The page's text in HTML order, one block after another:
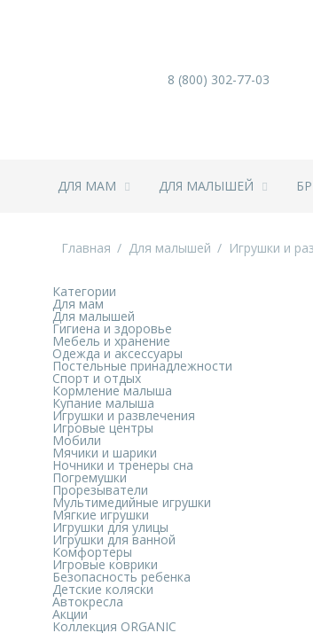
8 (800) 302-77-03
ДЛЯ МАМ ДЛЯ МАЛЫШЕЙ
Главная Для малышей Игрушки и
Категории
Для мам
Для малышей
Гигиена и здоровье
Мебель и хранение
Одежда и аксессуары
Постельные принадлежности
Спорт и отдых
Кормление малыша
Купание малыша
Игрушки и развлечения
Игровые центры
Мобили
Мячики и шарики
Ночники и тренеры сна
Погремушки
Прорезыватели
Мультимедийные игрушки
Мягкие игрушки
Игрушки для улицы
Игрушки для ванной
Комфортеры
Игровые коврики
Безопасность ребенка
Детские коляски
Автокресла
Акции
Коллекция ORGANIC